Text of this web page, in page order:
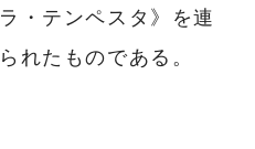
・テンペスタ》を連
れたものである。